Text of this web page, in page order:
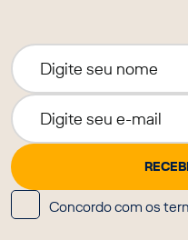
Concordo com os